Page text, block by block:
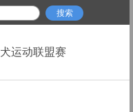
搜索
犬运动联盟赛